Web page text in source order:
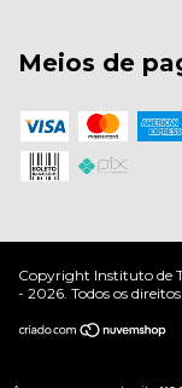
Meios de
Copyright Instituto de
- 2026. Todos os